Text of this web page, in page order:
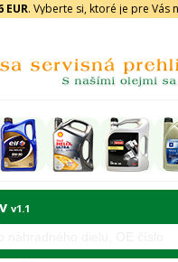
EUR. Vyberte si, ktoré je pre Vás
v1.1